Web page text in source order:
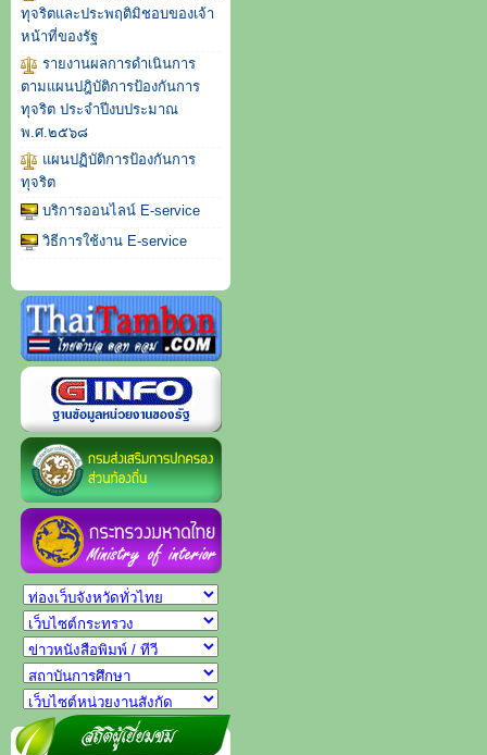
ทุจริตและประพฤติมิชอบของเจ้า
หน้าที่ของรัฐ
รายงานผลการดำเนินการ
ตามแผนปฎิบัติการป้องกันการ
ทุจริต ประจำปีงบประมาณ
พ.ศ.๒๕๖๘
แผนปฏิบัติการป้องกันการ
ทุจริต
บริการออนไลน์ E-service
วิธีการใช้งาน E-service